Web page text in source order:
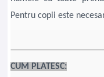
Pentru copii este
CUM PLATESC: